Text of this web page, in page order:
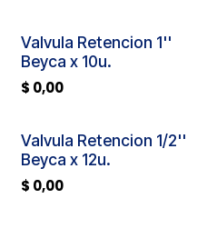
Valvula Retencion 1''
Beyca x 10u.
$ 0,00
Valvula Retencion 1/2''
Beyca x 12u.
$ 0,00